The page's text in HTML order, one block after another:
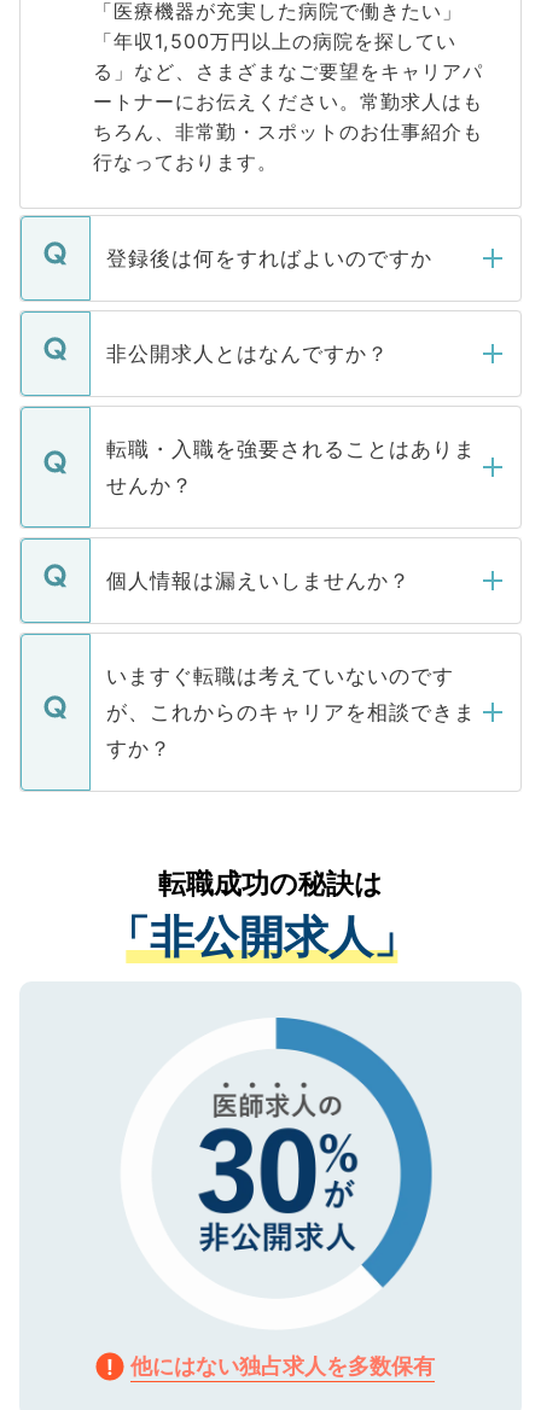
「医療機器が充実した病院で働きたい」
「年収1,500万円以上の病院を探してい
る」など、さまざまなご要望をキャリアパ
ートナーにお伝えください。常勤求人はも
ちろん、非常勤・スポットのお仕事紹介も
行なっております。
登録後は何をすればよいのですか
ご登録いただきましたら、弊社担当者がご
登録内容を確認し、その後メールもしくは
ます。通常、5営業日以内にはご連絡をせて
いただきますので、しばらくお待ちくださ
非公開求人とはなんですか？
マイナビDOCTORで取り扱っている求人の
うち約3割は、Webサイトからご覧いただ
けない「非公開求人」です。非公開求人は
下記の理由によって、一般には公開してい
ません。
■応募殺到を避けるため 人気のある医療機
関を公にしてしまうと、応募が殺到する場
に、医療機関が求める条件に合った人材の
みを人材紹介会社に依頼するケースが増え
ています。
転職・入職を強要されることはありま
せんか？
転職・入職を強要することは一切ありませ
ん。また、仮に応募先から内定をいただい
定を承諾する必要はありません。内定先へ
の辞退の連絡はキャリアパートナーが行い
個人情報は漏えいしませんか？
個人情報が漏えいすることはありませんの
で、ご安心ください。当サイトからの登録
などで収集したご登録者様の個人情報は、
ご本人のキャリアアップおよび転職活動の
支援を目的に使用いたします。お預かりし
ているすべての個人データはご本人の許可
は、個人情報の取り扱いについての厳密な
管理基準を満たした事業者のみに付与され
る、プライバシーマークを取得済みです。
で、機密保持に関してもご安心ください。
いますぐ転職は考えていないのです
が、これからのキャリアを相談できま
すか？
かがいして、現在の医療機関の状況や紹介
経験をまじえながら、適切なアドバイスを
させていただきます。すぐにご転職をされ
ない方には、長期的なサポートが可能です
ので、まずはご登録ください。
転職成功の秘訣は
「非公開求人」
他にはない独占求人を多数保有